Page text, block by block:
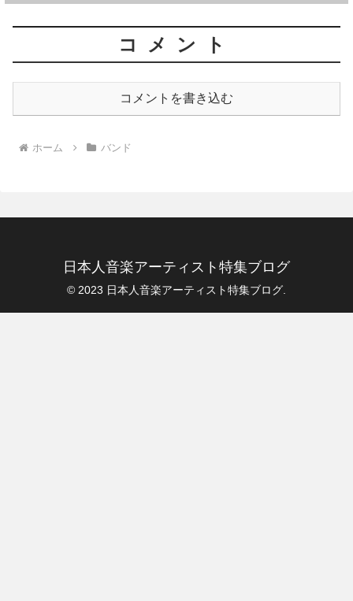
コメント
コメントを書き込む
ホーム バンド
日本人音楽アーティスト特集ブログ
© 2023 日本人音楽アーティスト特集ブログ.